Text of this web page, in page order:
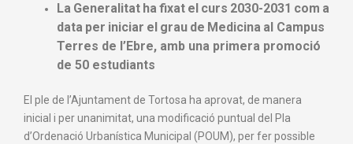
La Generalitat ha fixat el curs 2030-2031 com a
data per iniciar el grau de Medicina al Campus
Terres de l’Ebre, amb una primera promoció
de 50 estudiants
El ple de l’Ajuntament de Tortosa ha aprovat, de manera
inicial i per unanimitat, una modificació puntual del Pla
d’Ordenació Urbanística Municipal (POUM), per fer possible